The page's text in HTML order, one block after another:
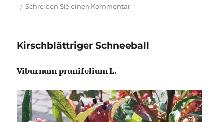
Schreiben Sie einen Kommentarzu
Kirschblättriger Schneeball
Viburnum prunifolium L.